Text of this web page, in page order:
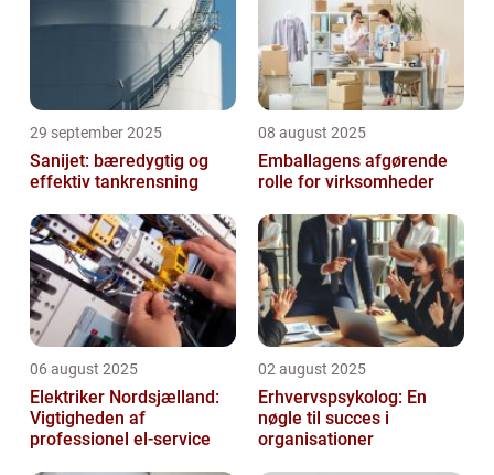
29 september 2025
Sanijet: bæredygtig og
effektiv tankrensning
08 august 2025
Emballagens afgørende
rolle for virksomheder
06 august 2025
Elektriker Nordsjælland:
Vigtigheden af
professionel el-service
02 august 2025
Erhvervspsykolog: En
nøgle til succes i
organisationer